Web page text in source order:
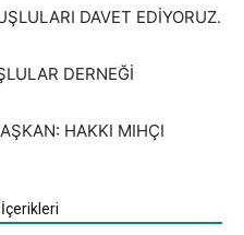
DAVET EDİYORUZ.
DERNEĞİ
HAKKI MIHÇI